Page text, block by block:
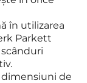
în utilizarea
Parkett
dimensiuni de